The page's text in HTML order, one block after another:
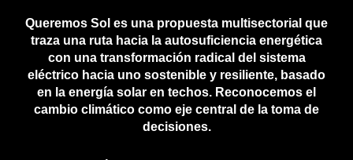
Queremos Sol es una propuesta multisectorial que
traza una ruta hacia la autosuficiencia energética
con una transformación radical del sistema
eléctrico hacia uno sostenible y resiliente, basado
en la energía solar en techos. Reconocemos el
cambio climático como eje central de la toma de
decisiones.